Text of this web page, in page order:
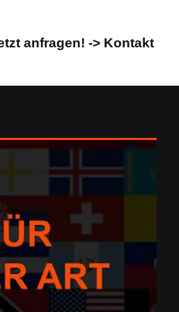
anfragen! -> Kontakt
Prime in Roßdorf macht
Übersetzungsprofi &
Ihre Wünsche